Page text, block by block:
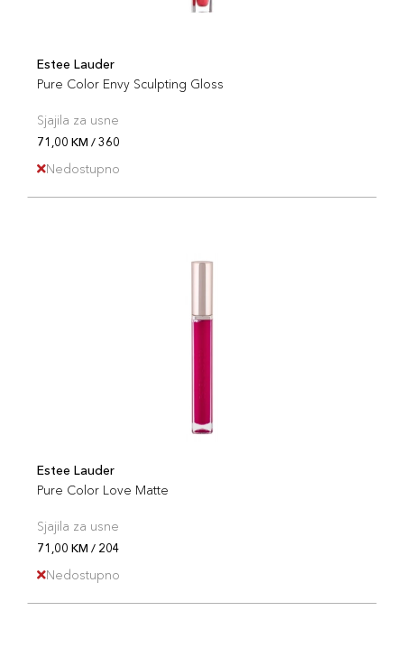
Estee Lauder
Pure Color Envy Sculpting Gloss
Sjajila za usne
71,00 KM / 360
Nedostupno
Estee Lauder
Pure Color Love Matte
Sjajila za usne
71,00 KM / 204
Nedostupno